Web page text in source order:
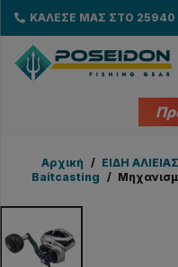
ΚΑΛΕΣΕ ΜΑΣ ΣΤΟ 25940
Αρχική / EΙΔΗ ΑΛΙΕΙΑΣ
Baitcasting /